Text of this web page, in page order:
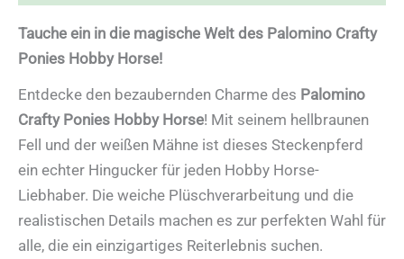
Tauche ein in die magische Welt des Palomino Crafty
Ponies Hobby Horse!
Entdecke den bezaubernden Charme des Palomino
Crafty Ponies Hobby Horse! Mit seinem hellbraunen
Fell und der weißen Mähne ist dieses Steckenpferd
ein echter Hingucker für jeden Hobby Horse-
Liebhaber. Die weiche Plüschverarbeitung und die
realistischen Details machen es zur perfekten Wahl für
alle, die ein einzigartiges Reiterlebnis suchen.